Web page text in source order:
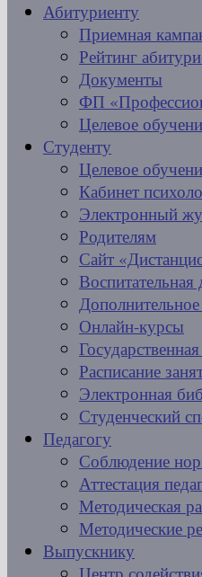
Абитуриенту
Приемная
Рейтинг
Документы
ФП
Целевое
Студенту
Целевое
Кабинет
Электронный
Родителям
Сайт
Воспитательная
Онлайн-курсы
Расписание
Электронная
Студенческий
Педагогу
Соблюдение
Аттестация
Методическая
Методические
Выпускнику